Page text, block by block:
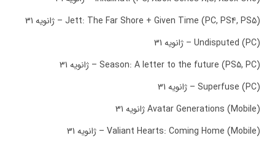
Jett: The Far Shore + Given Time (PC, PS4, PS5) – ژانویه 31
Undisputed (PC) – ژانویه 31
Season: A letter to the future (PS5, PC) – ژانویه 31
Superfuse (PC) – ژانویه 31
Avatar Generations (Mobile) ژانویه 31
Valiant Hearts: Coming Home (Mobile) – ژانویه 31